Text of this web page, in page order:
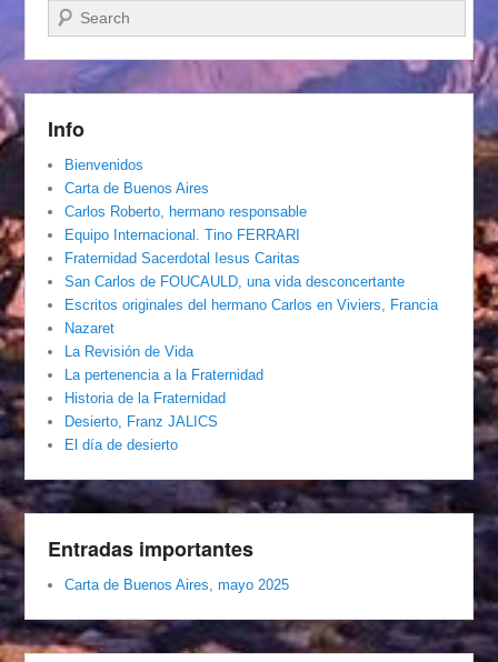
Buscar
Info
Bienvenidos
Carta de Buenos Aires
Carlos Roberto, hermano responsable
Equipo Internacional. Tino FERRARI
Fraternidad Sacerdotal Iesus Caritas
San Carlos de FOUCAULD, una vida desconcertante
Escritos originales del hermano Carlos en Viviers, Francia
Nazaret
La Revisión de Vida
La pertenencia a la Fraternidad
Historia de la Fraternidad
Desierto, Franz JALICS
El día de desierto
Entradas importantes
Carta de Buenos Aires, mayo 2025